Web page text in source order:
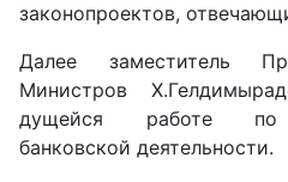
законопроектов,
Далее заместитель
Министров
дущейся работе по
банковской деятельности.